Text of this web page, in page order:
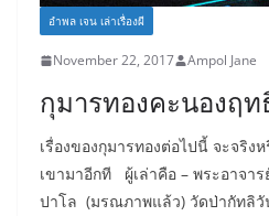
อำพล เจน เล่าเรื่องผี
November 22, 2017 Ampol Jane
กุมารทองคะนองฤท
เรื่องของกุมารทองต่อไปนี้ จะจริง
เขามาอีกที ผู้เล่าคือ – พระอาจา
ปาโล (มรณภาพแล้ว) วัดป่ากัทลิวั